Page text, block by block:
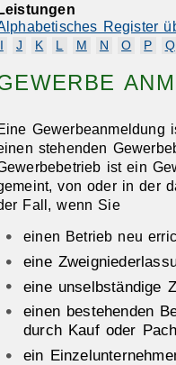
Register
J K L M N O P Q
Gewerbeanmeldung
stehenden
ist ein
von oder in der
Fall, wenn Sie
einen Betrieb neu
eine
eine unselbständige
einen bestehenden
durch Kauf oder
ein